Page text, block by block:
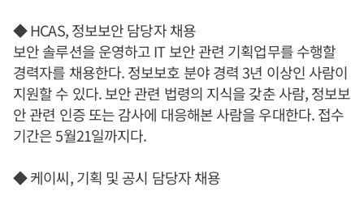
◆ HCAS, 정보보안 담당자 채용
보안 솔루션을 운영하고 IT 보안 관련 기획업무를 수행할
경력자를 채용한다. 정보보호 분야 경력 3년 이상인 사람이
지원할 수 있다. 보안 관련 법령의 지식을 갖춘 사람, 정보보
안 관련 인증 또는 감사에 대응해본 사람을 우대한다. 접수
기간은 5월21일까지다.
◆ 케이씨, 기획 및 공시 담당자 채용